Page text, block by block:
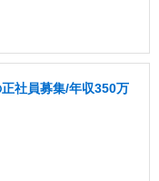
社員募集/年収350万